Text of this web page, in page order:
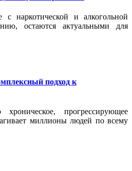
с наркотической и алкогольной
остаются актуальными для
подход к
прогрессирующее
миллионы людей по всему